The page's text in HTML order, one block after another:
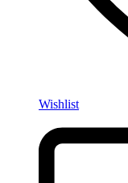
Wishlist